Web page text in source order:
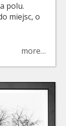
polu.
miejsc, o
more…